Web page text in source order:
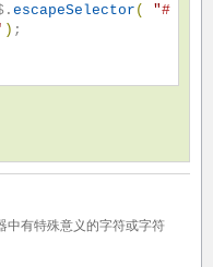
escapeSelector ( "#
' )
中有特殊意义的字符或字符